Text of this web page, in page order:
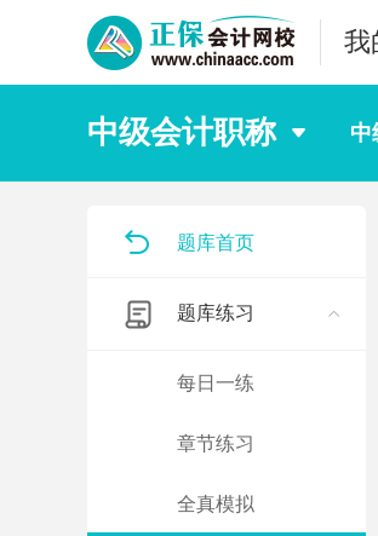
我
中级会计职称 中
题库首页
题库练习
每日一练
章节练习
全真模拟